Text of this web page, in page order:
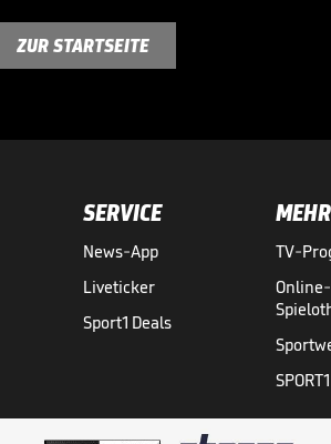
ZUR STARTSEITE
SERVICE
News-App
Liveticker
Sport1 Deals
MEHR
TV-